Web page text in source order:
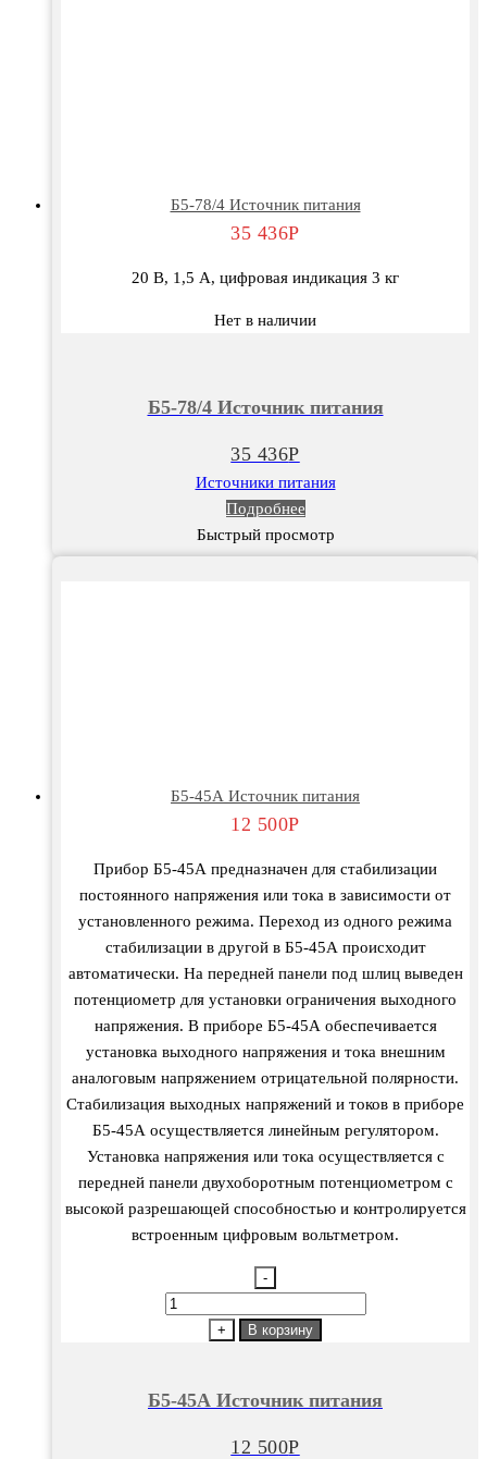
Б5-78/4 Источник питания
35 436Р
20 В, 1,5 А, цифровая индикация 3 кг
Нет в наличии
Б5-78/4 Источник питания
35 436Р
Источники питания
Подробнее
Быстрый просмотр
Б5-45А Источник питания
12 500Р
Прибор Б5-45А предназначен для стабилизации
постоянного напряжения или тока в зависимости от
установленного режима. Переход из одного режима
стабилизации в другой в Б5-45А происходит
автоматически. На передней панели под шлиц выведен
потенциометр для установки ограничения выходного
напряжения. В приборе Б5-45А обеспечивается
установка выходного напряжения и тока внешним
аналоговым напряжением отрицательной полярности.
Стабилизация выходных напряжений и токов в приборе
Б5-45А осуществляется линейным регулятором.
Установка напряжения или тока осуществляется с
передней панели двухоборотным потенциометром с
высокой разрешающей способностью и контролируется
встроенным цифровым вольтметром.
-
Количество
Источник
+ В корзину
Б5-45А Источник питания
12 500Р